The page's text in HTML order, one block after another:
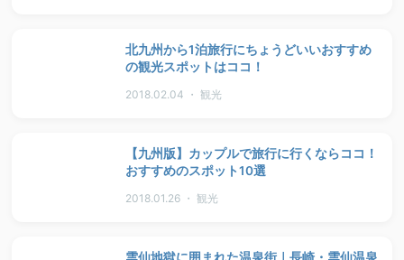
北九州から1泊旅行にちょうどいいおすすめ
の観光スポットはココ！
2018.02.04 ・ 観光
【九州版】カップルで旅行に行くならココ！
おすすめのスポット10選
2018.01.26 ・ 観光